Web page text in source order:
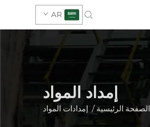
AR
إمداد المواد
الصفحة الرئيسية / إمدادات المواد